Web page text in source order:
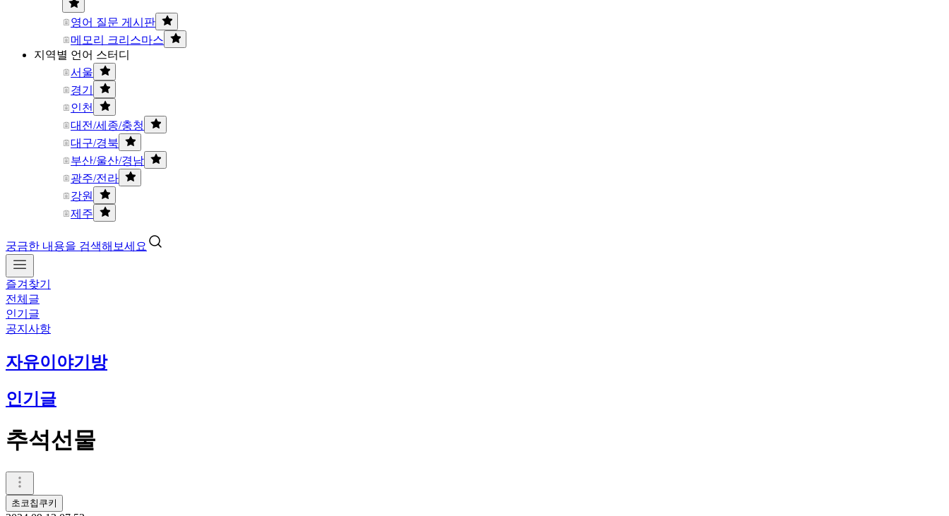
영어 질문 게시판
메모리 크리스마스
지역별 언어 스터디
서울
경기
인천
대전/세종/충청
대구/경북
부산/울산/경남
광주/전라
강원
제주
궁금한 내용을 검색해보세요
즐겨찾기
전체글
인기글
공지사항
자유이야기방
인기글
추석선물
초코칩쿠키